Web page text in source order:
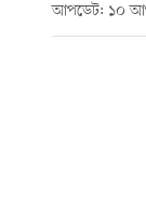
আপডেট: ১০